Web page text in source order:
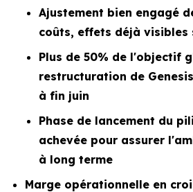
Ajustement bien engagé
coûts, effets déjà
Plus de 50% de l'objectif
restructuration de
à fin juin
Phase de lancement du
achevée pour assurer
à long terme
Marge opérationnelle en